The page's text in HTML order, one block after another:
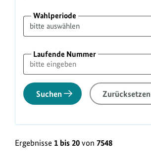
Wahlperiode
Laufende Nummer
Suchen Zurücksetzen
Ergebnisse 1 bis 20 von 7548